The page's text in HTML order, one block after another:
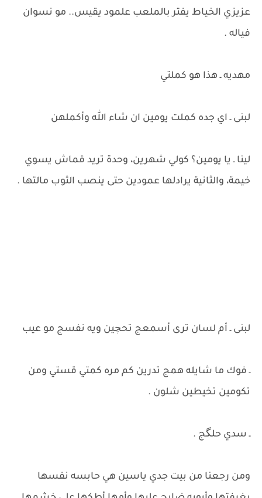
عزيزي الخياط يفتر بالملعب علمود يقيس.. مو نسوان
فياله .
مهديه ـ هذا هو كملتي
لبنى ـ اي جده كملت يومين ان شاء الله وأكملهن
لينا ـ يا يومين؟ كولي شهرين، وحدة تريد قماش يسوي
خيمة، والثانية يرادلها عمودين حتى ينصب الثوب مالتها .
لبنى ـ أم لسان ترى أسمعج تحچين ويه نفسج مو عيب
ـ فوك ما شايله همج تدرين كم مره كمتي قستي ومن
تكومين تخيطين شلون .
ـ سدي حلگج .
ومن رجعنا من بيت جدي ياسين هي حابسه نفسها